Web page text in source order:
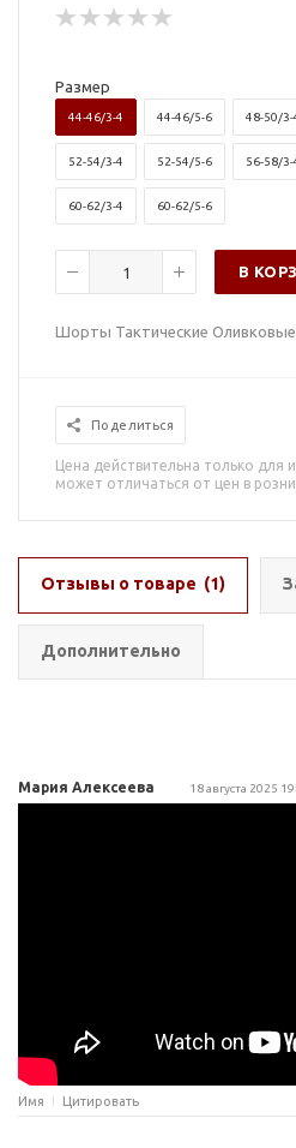
Размер
44-46/3-4 44-46/5-6 48-50/3-
52-54/3-4 52-54/5-6 56-58/3-
60-62/3-4 60-62/5-6
В
Шорты Тактические Оливковые
Поделиться
Цена действительна только для
может отличаться от цен в
Отзывы о товаре (1)
Дополнительно
Мария Алексеева 18 августа 2025
Имя Цитировать